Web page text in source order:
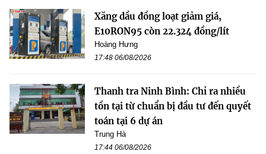
Xăng dầu đồng loạt giảm giá,
E10RON95 còn 22.324 đồng/lít
Hoàng Hưng
17:48 06/08/2026
Thanh tra Ninh Bình: Chỉ ra nhiều
tồn tại từ chuẩn bị đầu tư đến quyết
toán tại 6 dự án
Trung Hà
17:44 06/08/2026